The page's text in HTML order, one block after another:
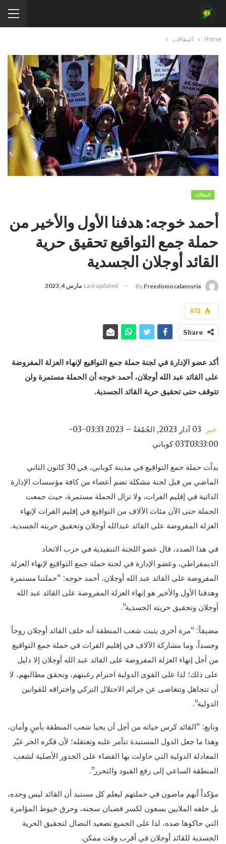
Home المقالات
المقالات
أحمد خوجه: هدفنا الأول والأخير من
حملة جمع التواقيع تحقيق حرية
القائد أوجلان الجسدية
By Freedomocalansyria
Last updated مارس 4, 2023
672
Share
أكد عضو الإدارة في لجنة حملة جمع التواقيع لإنهاء العزلة المفروضة
على القائد عبد الله أوجلان، أحمد خوجه أن الحملة مستمرة ولن
تتوقف حتى تحقيق حرية القائد الجسدية.
خبر
03 آذار 2023, الجُمُعَةُ – 03:33 2023-03-
03T03:33:00 كوباني
بدأت حملة جمع التواقيع في مدينة كوباني، في 30 كانون الثاني
الماضي من قبل لجنة مشكلة تضم أعضاء من كافة مؤسسات الإدارة
الذاتية في إقليم الفرات، ولا تزال الحملة مستمرة، حيث جمعت
الحملة حتى الآن مئات الآلاف من التواقيع في إقليم الفرات لإنهاء
العزلة المفروضة على القائد عبدالله أوجلان وتحقيق حريته الجسدية.
في هذا الصدد، قال عضو اللجنة التنفيذية في حزب الاتحاد
الديمقراطي، وعضو الإدارة في لجنة حملة جمع التواقيع لإنهاء العزلة
المفروضة على القائد عبد الله أوجلان، أحمد خوجه: “حملتنا مستمرة
وهدفنا الأول والأخير هو إنهاء العزلة المفروضة على القائد عبد الله
أوجلان وتحقيق حريته الجسدية”.
مضيفاً: “مرة أخرى يثبت شعب المنطقة أنه خلف القائد أوجلان روحاً
وجسداً، وما مشاركة الآلاف في إقليم الفرات في حملة جمع التواقيع
من أجل إنهاء العزلة المفروضة على القائد عبد الله أوجلان إلا دليل
على ذلك؛ لذا على القوى الدولية احترام رغبتهم، وتحقق مطالبهم، لا
أن تتجاهل وتتغاضى عن جرائم الاحتلال التركي واختراقه للقوانين
الدولية”.
وتابع: “القائد كرس حياته من أجل أن يحيا شعب المنطقة بأمنٍ وأمان،
وهذا ما جعل الدول المستبدة تتآمر عليه وتعتقله؛ لأن فكره الحر غيّر
المعادلة الدولية التي حاولت بها القضاء على الجذور الأصلية لشعب
المنطقة الساعي إلى رفع القيود والتحرر”.
مؤكداً أنهم ماضون في حملتهم ليعلم كل مستبد أن القائد ليس وحده،
بل خلفه الملايين يسعون لكسر قضبان سجنه، وحرق خيوط المؤامرة
التي حاكوها ضده، لذا على الجميع تصعيد النضال لتحقيق الحرية
الجسدية للقائد أوجلان في أقرب وقت ممكن.